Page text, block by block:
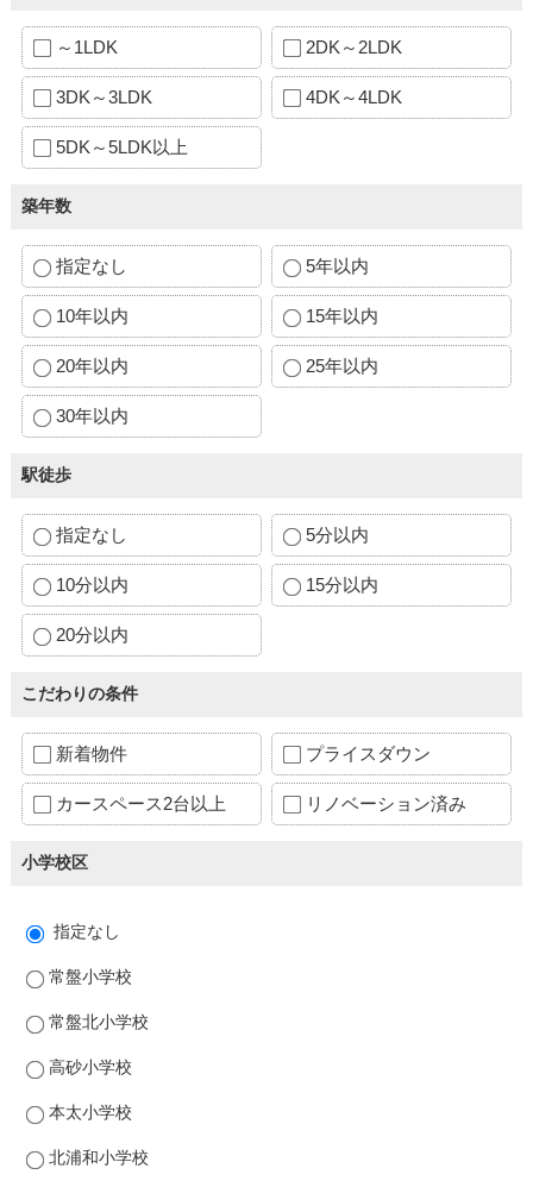
～1LDK 2DK～2LDK
3DK～3LDK 4DK～4LDK
5DK～5LDK以上
築年数
指定なし 5年以内
10年以内 15年以内
20年以内 25年以内
30年以内
駅徒歩
指定なし 5分以内
10分以内 15分以内
20分以内
こだわりの条件
新着物件 プライスダウン
カースペース2台以上 リノベーション済み
小学校区
指定なし
常盤小学校
常盤北小学校
高砂小学校
本太小学校
北浦和小学校